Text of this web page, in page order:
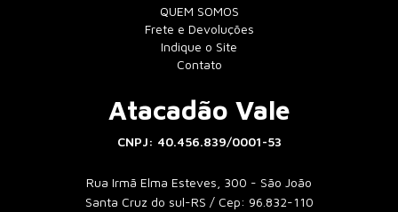
QUEM SOMOS
Frete e Devoluções
Indique o Site
Contato
Atacadão Vale
CNPJ: 40.456.839/0001-53
Rua Irmã Elma Esteves, 300 - São João
Santa Cruz do sul-RS / Cep: 96.832-110